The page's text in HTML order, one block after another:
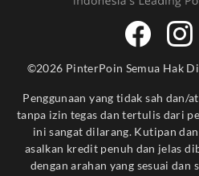
©2026 PinterPoin Semua Hak
Penggunaan yang tidak sah dan/
tanpa izin tegas dan tertulis dari
ini sangat dilarang. Kutipan
asalkan kredit penuh dan jelas
dengan arahan yang sesuai